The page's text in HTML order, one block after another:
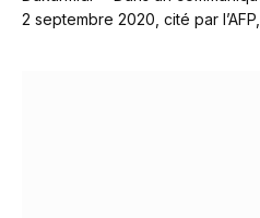
2 septembre 2020, cité par